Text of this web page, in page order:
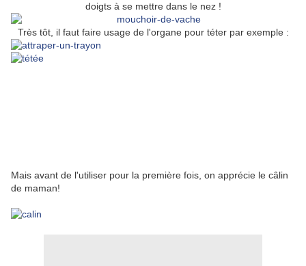
doigts à se mettre dans le nez !
Très tôt, il faut faire usage de l'organe pour téter par exemple :
Mais avant de l'utiliser pour la première fois, on apprécie le câlin
de maman!